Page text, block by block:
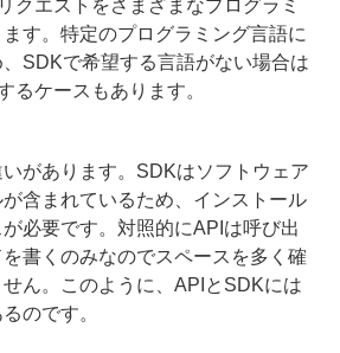
クエストをさまざまなプログラミ
す。特定のプログラミング言語に
SDKで希望する言語がない場合は
るケースもあります。
があります。SDKはソフトウェア
含まれているため、インストール
必要です。対照的にAPIは呼び出
書くのみなのでスペースを多く確
ん。このように、APIとSDKには
のです。